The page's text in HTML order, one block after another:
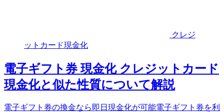
クレジ
ットカード現金化
電子ギフト券 現金化 クレジットカード
現金化と似た性質について解説
電子ギフト券の換金なら即日現金化が可能電子ギフト券を利